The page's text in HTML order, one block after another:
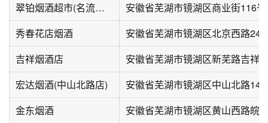
翠铂烟酒超市(名流印象店)
安徽省芜湖市镜湖区商业街116
秀春花店烟酒
安徽省芜湖市镜湖区北京西路24
吉祥烟酒店
安徽省芜湖市镜湖区新芜路吉祥
宏达烟酒(中山北路店)
安徽省芜湖市镜湖区中山北路14-
金东烟酒